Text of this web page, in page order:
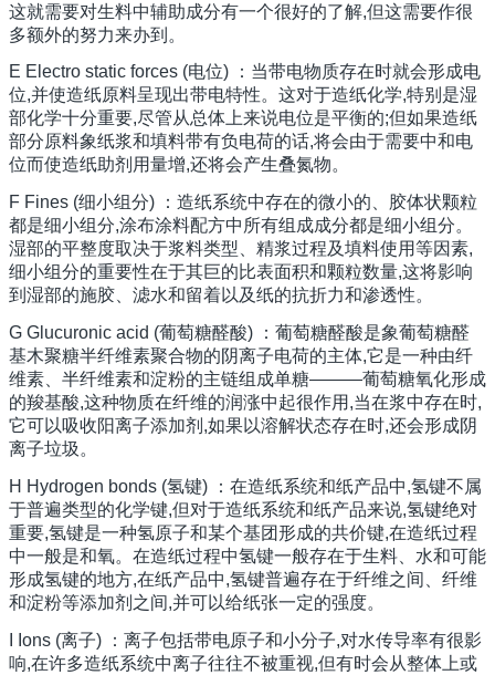
这就需要对生料中辅助成分有一个很好的了解,但这需要作很
多额外的努力来办到。
E Electro static forces (电位) ：当带电物质存在时就会形成电
位,并使造纸原料呈现出带电特性。这对于造纸化学,特别是湿
部化学十分重要,尽管从总体上来说电位是平衡的;但如果造纸
部分原料象纸浆和填料带有负电荷的话,将会由于需要中和电
位而使造纸助剂用量增,还将会产生叠氮物。
F Fines (细小组分) ：造纸系统中存在的微小的、胶体状颗粒
都是细小组分,涂布涂料配方中所有组成成分都是细小组分。
湿部的平整度取决于浆料类型、精浆过程及填料使用等因素,
细小组分的重要性在于其巨的比表面积和颗粒数量,这将影响
到湿部的施胶、滤水和留着以及纸的抗折力和渗透性。
G Glucuronic acid (葡萄糖醛酸) ：葡萄糖醛酸是象葡萄糖醛
基木聚糖半纤维素聚合物的阴离子电荷的主体,它是一种由纤
维素、半纤维素和淀粉的主链组成单糖———葡萄糖氧化形成
的羧基酸,这种物质在纤维的润涨中起很作用,当在浆中存在时,
它可以吸收阳离子添加剂,如果以溶解状态存在时,还会形成阴
离子垃圾。
H Hydrogen bonds (氢键) ：在造纸系统和纸产品中,氢键不属
于普遍类型的化学键,但对于造纸系统和纸产品来说,氢键绝对
重要,氢键是一种氢原子和某个基团形成的共价键,在造纸过程
中一般是和氧。在造纸过程中氢键一般存在于生料、水和可能
形成氢键的地方,在纸产品中,氢键普遍存在于纤维之间、纤维
和淀粉等添加剂之间,并可以给纸张一定的强度。
I Ions (离子) ：离子包括带电原子和小分子,对水传导率有很影
响,在许多造纸系统中离子往往不被重视,但有时会从整体上或